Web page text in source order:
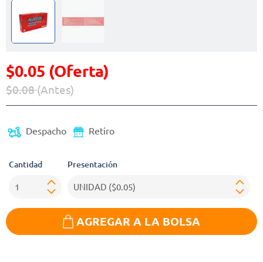
$0.05 (Oferta)
Precio reducido de
$0.08(Antes)
Despacho Retiro
Cantidad Presentación
AGREGAR A LA BOLSA